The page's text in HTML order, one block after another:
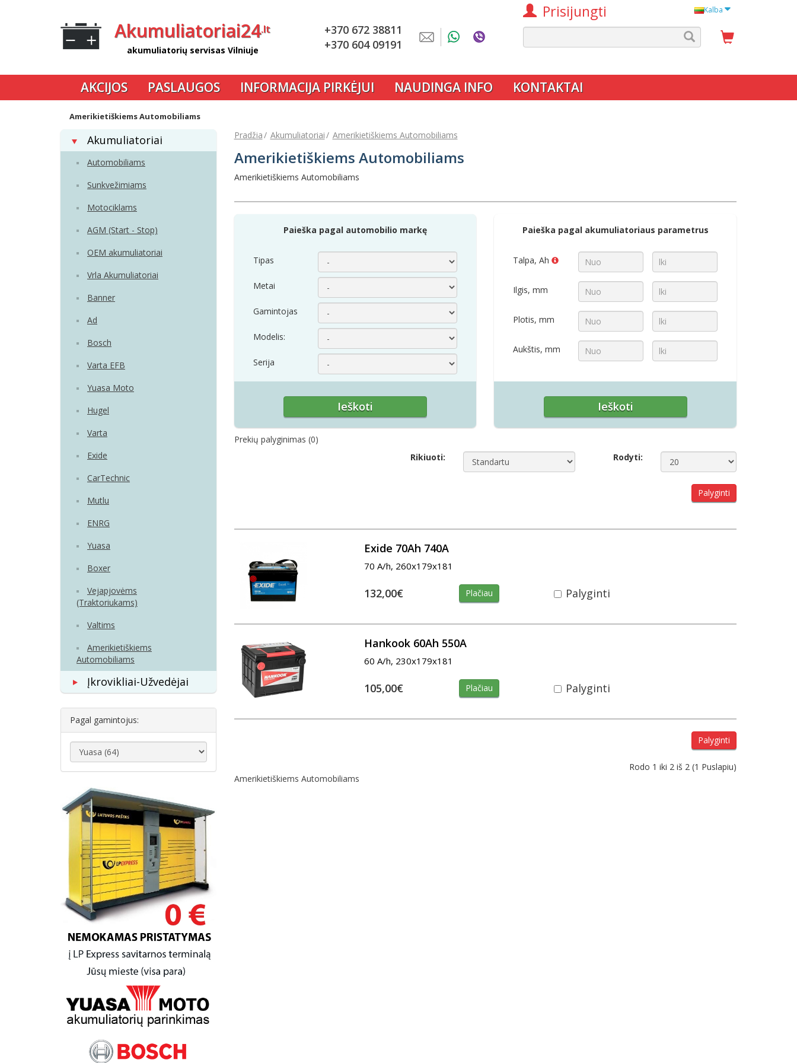
Akumuliatoriai24.lt
akumuliatorių servisas Vilniuje
+370 672 38811
+370 604 09191
Prisijungti Kalba
AKCIJOS PASLAUGOS INFORMACIJA PIRKĖJUI NAUDINGA INFO KONTAKTAI
Amerikietiškiems Automobiliams
Akumuliatoriai
Automobiliams
Sunkvežimiams
Motociklams
AGM (Start - Stop)
OEM akumuliatoriai
Vrla Akumuliatoriai
Banner
Ad
Bosch
Varta EFB
Yuasa Moto
Hugel
Varta
Exide
CarTechnic
Mutlu
ENRG
Yuasa
Boxer
Vejapjovėms
(Тraktoriukams)
Valtims
Amerikietiškiems
Automobiliams
Įkrovikliai-Užvedėjai
Pagal gamintojus:
Pradžia Akumuliatoriai Amerikietiškiems Automobiliams
Amerikietiškiems Automobiliams
Amerikietiškiems Automobiliams
Paieška pagal automobilio markę
Tipas
Metai
Gamintojas
Modelis:
Serija
Paieška pagal akumuliatoriaus parametrus
Talpa, Ah
Ilgis, mm
Plotis, mm
Aukštis, mm
Prekių palyginimas (0)
Rikiuoti:
Rodyti:
Palyginti
Exide 70Ah 740A
70 A/h, 260x179x181
132,00€ Plačiau Palyginti
Hankook 60Ah 550A
60 A/h, 230x179x181
105,00€ Plačiau Palyginti
Palyginti
Rodo 1 iki 2 iš 2 (1 Puslapiu)
Amerikietiškiems Automobiliams